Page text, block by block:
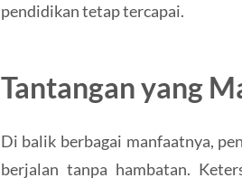
pendidikan tetap tercapai.
Tantangan yang
Di balik berbagai manfaatnya,
berjalan tanpa hambatan.